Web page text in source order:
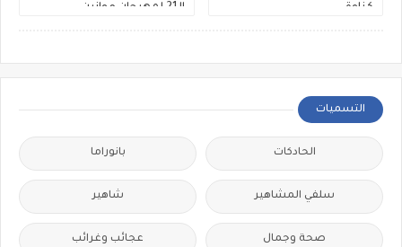
كناوة
الـ21 لمهرجان موازين
التسميات
الحادكات بانوراما
سلفي المشاهير شاهير
صحة وجمال عجائب وغرائب